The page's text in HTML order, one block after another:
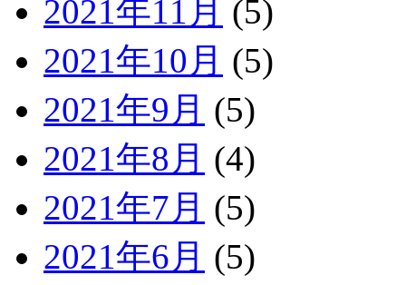
2021年11月 (5)
2021年10月 (5)
2021年9月 (5)
2021年8月 (4)
2021年7月 (5)
2021年6月 (5)